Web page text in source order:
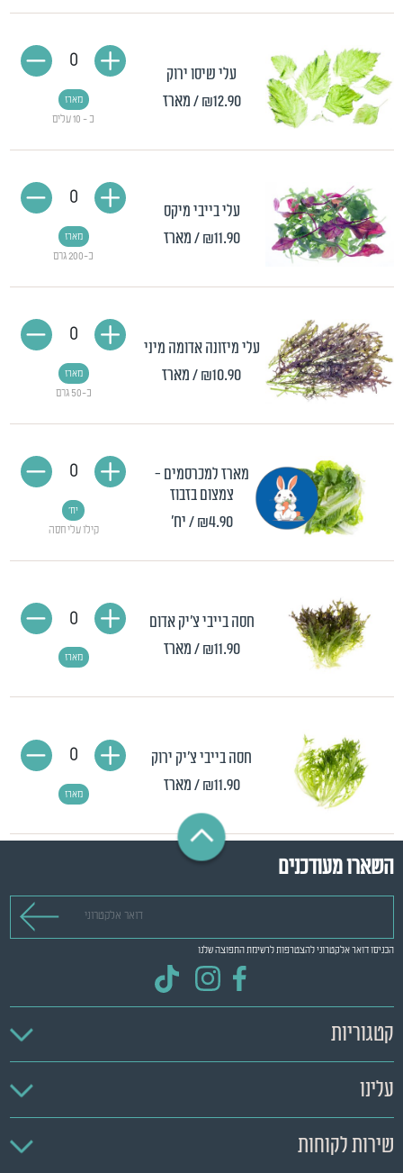
עלי שיסו ירוק
₪12.90 / מארז
כ - 10 עלים
מארז
0
עלי בייבי מיקס
₪11.90 / מארז
כ-200 גרם
מארז
0
עלי מיזונה אדומה מיני
₪10.90/ מארז
כ-50 גרם
מארז
0
מארז למכרסמים -
צמצום בזבוז
₪4.90 / יח' קילו עלי חסה
יח'
0
חסה בייבי צ'יק אדום
₪11.90 / מארז מארז
0
חסה בייבי צ'יק ירוק
₪11.90 / מארז מארז
0
השארו מעודכנים
הכניסו דואר אלקטרוני להצטרפות לרשימת התפוצה שלנו
קטגוריות
עלינו
שירות לקוחות